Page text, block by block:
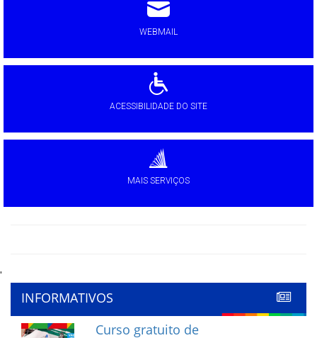
WEBMAIL
ACESSIBILIDADE DO SITE
MAIS SERVIÇOS
'
INFORMATIVOS
Curso gratuito de